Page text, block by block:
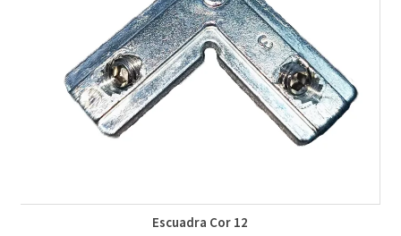
Escuadra Cor 12